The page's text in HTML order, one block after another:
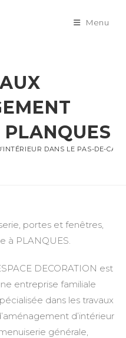
Menu
DANS LE PAS-DE-
portes et fenêtres,
à PLANQUES.
DECORATION est
entreprise familiale
dans les travaux
d’intérieur
générale,